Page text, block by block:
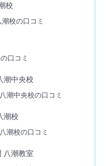
校
校の口コミ
口コミ
潮中央校
潮中央校の口コミ
潮校
潮校の口コミ
八潮教室